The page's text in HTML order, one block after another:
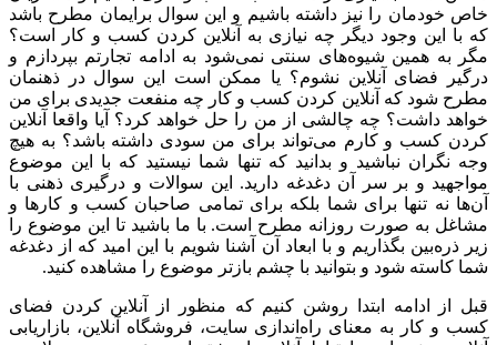
را نیز داشته باشیم و این سوال برایمان مطرح باشد
این وجود دیگر چه نیازی به آنلاین کردن کسب و کار است؟
همین شیوه‌های سنتی نمی‌شود به ادامه تجارتم بپردازم و
فضای آنلاین نشوم؟ یا ممکن است این سوال در ذهنمان
شود که آنلاین کردن کسب و کار چه منفعت جدیدی برای من
داشت؟ چه چالشی از من را حل خواهد کرد؟ آیا واقعا آنلاین
کسب و کارم می‌تواند برای من سودی داشته باشد؟ به هیچ
نباشید و بدانید که تنها شما نیستید که با این موضوع
و بر سر آن دغدغه دارید. این سوالات و درگیری ذهنی با
نه تنها برای شما بلکه برای تمامی صاحبان کسب و کارها و
به صورت روزانه مطرح است. با ما باشید تا این موضوع را
بگذاریم و با ابعاد آن آشنا شویم با این امید که از دغدغه
شود و بتوانید با چشم بازتر موضوع را مشاهده کنید.
ادامه ابتدا روشن کنیم که منظور از آنلاین کردن فضای
کار به معنای راه‌اندازی سایت، فروشگاه آنلاین، بازاریابی